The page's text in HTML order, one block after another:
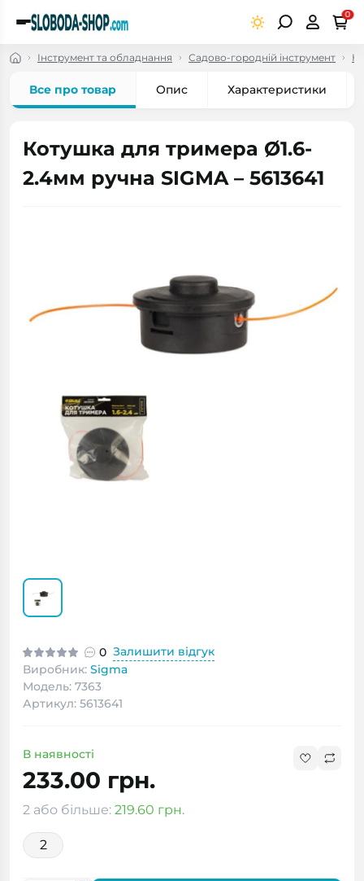
0
Інструмент та обладнання Садово-городній інструмент
Все про товар Опис Характеристики
Котушка для тримера Ø1.6-
2.4мм ручна SIGMA – 5613641
0 Залишити відгук
Виробник: Sigma
Модель: 7363
Артикул: 5613641
В наявності
233.00 грн.
2 або більше: 219.60 грн.
2